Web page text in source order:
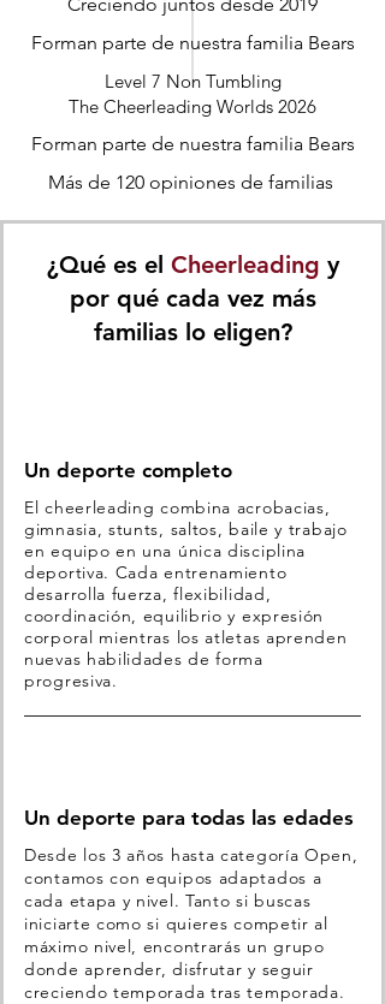
Forman parte de nuestra familia Bears
Level 7 Non Tumbling
The Cheerleading Worlds 2026
Forman parte de nuestra familia Bears
Más de 120 opiniones de familias
¿Qué es el Cheerleading y
por qué cada vez más
familias lo eligen?
Un deporte completo
El cheerleading combina acrobacias,
gimnasia, stunts, saltos, baile y trabajo
en equipo en una única disciplina
deportiva. Cada entrenamiento
desarrolla fuerza, flexibilidad,
coordinación, equilibrio y expresión
corporal mientras los atletas aprenden
nuevas habilidades de forma
progresiva.
Un deporte para todas las edades
Desde los 3 años hasta categoría Open,
contamos con equipos adaptados a
cada etapa y nivel. Tanto si buscas
iniciarte como si quieres competir al
máximo nivel, encontrarás un grupo
donde aprender, disfrutar y seguir
creciendo temporada tras temporada.